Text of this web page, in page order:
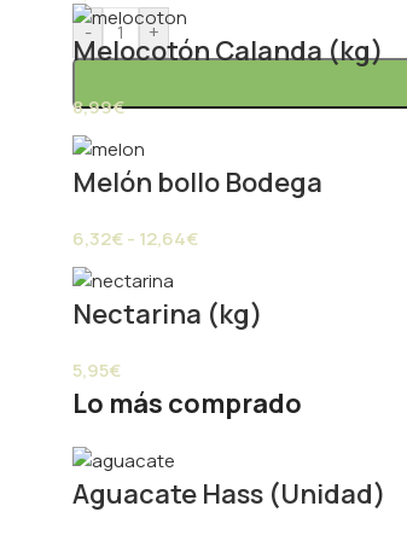
Melocotón Calanda (kg)
8,99€
Melón bollo Bodega
6,32€- 12,64€
Nectarina (kg)
5,95€
Lo más comprado
Aguacate Hass (Unidad)
-
+